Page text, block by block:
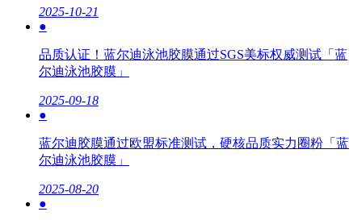
2025-10-21
●
品质认证！蓝尔迪泳池胶膜通过SGS美标权威测试「蓝
尔迪泳池胶膜」
2025-09-18
●
蓝尔迪胶膜通过欧盟标准测试，硬核品质实力圈粉「蓝
尔迪泳池胶膜」
2025-08-20
●